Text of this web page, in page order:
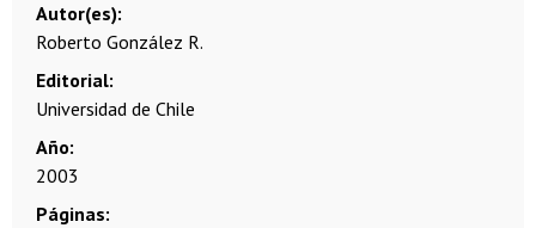
Autor(es)
Roberto González R.
Editorial
Universidad de Chile
Año
2003
Páginas